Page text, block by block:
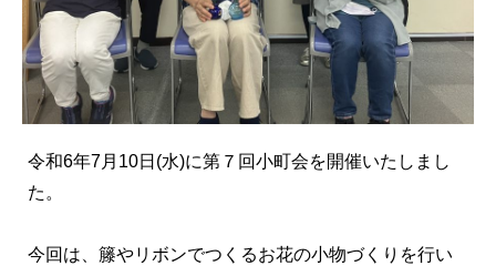
令和6年7月10日(水)に第７回小町会を開催いたしまし
た。
今回は、籐やリボンでつくるお花の小物づくりを行い